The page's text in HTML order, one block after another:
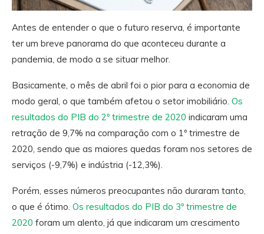
Antes de entender o que o futuro reserva, é importante
ter um breve panorama do que aconteceu durante a
pandemia, de modo a se situar melhor.
Basicamente, o mês de abril foi o pior para a economia de
modo geral, o que também afetou o setor imobiliário. Os
resultados do PIB do 2º trimestre de 2020 indicaram uma
retração de 9,7% na comparação com o 1º trimestre de
2020, sendo que as maiores quedas foram nos setores de
serviços (-9,7%) e indústria (-12,3%).
Porém, esses números preocupantes não duraram tanto,
o que é ótimo. Os resultados do PIB do 3º trimestre de
2020 foram um alento, já que indicaram um crescimento